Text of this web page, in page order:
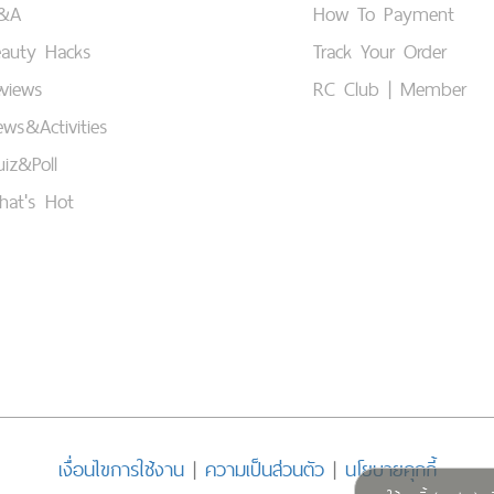
Hacks
Hot
How To Payment
Track Your Order
RC Club | Member
เงื่อนไขการใช้งาน| ความเป็นส่วนตัว| นโยบายคุกกี้